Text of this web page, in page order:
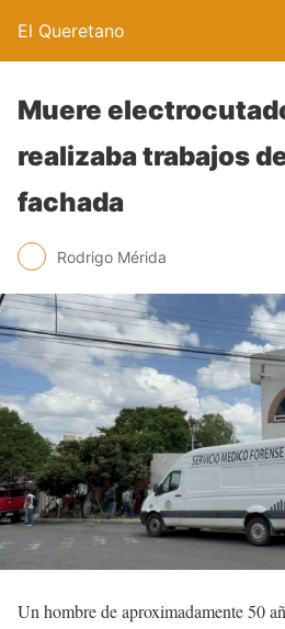
El Queretano
Muere
realizaba trabajos
fachada
Rodrigo Mérida
Un hombre de aproximadamente 50